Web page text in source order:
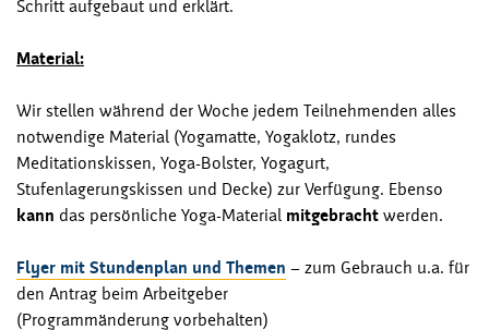
Schritt aufgebaut und erklärt.
Material:
Wir stellen während der Woche jedem Teilnehmenden alles
notwendige Material (Yogamatte, Yogaklotz, rundes
Meditationskissen, Yoga-Bolster, Yogagurt,
Stufenlagerungskissen und Decke) zur Verfügung. Ebenso
kann das persönliche Yoga-Material mitgebracht werden.
Flyer mit Stundenplan und Themen – zum Gebrauch u.a. für
den Antrag beim Arbeitgeber
(Programmänderung vorbehalten)